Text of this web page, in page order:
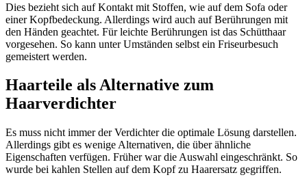
Dies bezieht sich auf Kontakt mit Stoffen, wie auf dem Sofa oder
einer Kopfbedeckung. Allerdings wird auch auf Berührungen mit
den Händen geachtet. Für leichte Berührungen ist das Schütthaar
vorgesehen. So kann unter Umständen selbst ein Friseurbesuch
gemeistert werden.
Haarteile als Alternative zum
Haarverdichter
Es muss nicht immer der Verdichter die optimale Lösung darstellen.
Allerdings gibt es wenige Alternativen, die über ähnliche
Eigenschaften verfügen. Früher war die Auswahl eingeschränkt. So
wurde bei kahlen Stellen auf dem Kopf zu Haarersatz gegriffen.